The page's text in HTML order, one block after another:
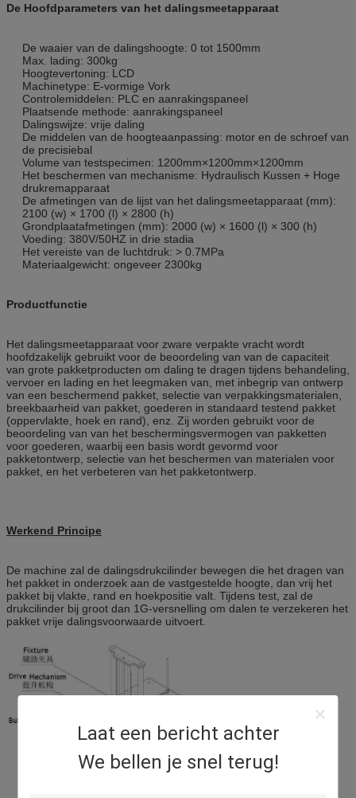
Laat een bericht achter
We bellen je snel terug!
De Hoofdparameters van het dalingsmeetapparaat
De waaier van de dalingshoogte: 0 tot 1500mm
Max. lading: 300kg
Hoogtevertoning: LCD
Machinetype: E-vormige Vork
Controlemiddelen: PLC en aanrakingspaneel
Plaatsende methode: aanrakingspaneel
Dalingswijze: vrije daling
De middelen van de hoogteaanpassing: motor en de schroef van
de precisiebal
Volume van testspecimen: 1200mm×1200mm×1200mm
Het beschermen van mechanisme: Hydraulisch Kussen + Hoge
drukremapparaat
De afmetingen van de lijst van het dalingsmeetapparaat (mm):
2100 (w) × 1700 (l) × 2800 (h)
Grondplaatafmetingen (mm): 2000 (w) × 1600 (l) × 300 (h)
Voeding: 380V/50HZ in drie stadia
Het vereiste van de luchtdruk: > 0.7MPa
Materiaalgewicht: ongeveer 2300kg
Productfunctie
Het dalingsmeetapparaat voor zware verpakte vracht wordt
hoofdzakelijk gebruikt voor de beoordeling van van de capaciteit
van grote pakketproducten om daling te dragen tijdens behandeling,
vervoer en lading en het leegmaken van, met inbegrip van ontwerp
van een beschermend pakket, selectie van verpakkingsmaterialen,
breekbaarheid van pakket, goederen in standaard testend pakket
(oppervlakte, hoek en rand), enz. Zij worden gebruikt voor de
beoordeling van van het beschermingsvermogen van pakketten
voor goederen, waarbij een basis wordt gevormd voor
pakketontwerp, selectie van het beschermen van materialen voor
pakket, en het verbeteren van het pakketontwerp.
Werkend Principe
De machine zal de dalingsdrukcilinder bewegen die het dragen van
het pakket in onderzoek aan de vastgestelde hoogte, dan vrij het
pakket bij vlakte, rand en hoekpositie valt. Tijdens test, zal de
drukcilinder bij groot dan 1G-versnelling om dalen te verzekeren het
pakket vrije dalingsvoorwaarde uitvoert.